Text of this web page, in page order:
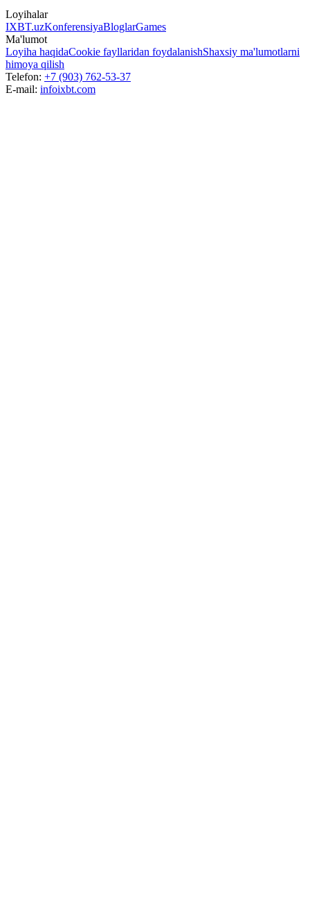
Loyihalar
IXBT.uzKonferensiyaBloglarGames
Ma'lumot
Loyiha haqidaCookie fayllaridan foydalanishShaxsiy ma'lumotlarni
himoya qilish
Telefon: +7 (903) 762-53-37
E-mail: infoixbt.com